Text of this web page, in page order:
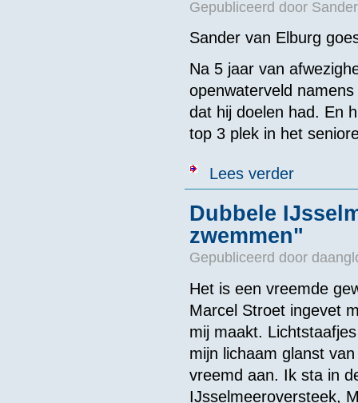
Gepubliceerd door
Sander van Elburg
Na 5 jaar van
openwaterveld
dat hij doelen had. En
top 3 plek in het
Lees verderover Sander
Dubbele
zwemmen"
Gepubliceerd door
Het is een vreemde
Marcel Stroet ingevet
mij maakt.
mijn lichaam glanst
vreemd aan. Ik sta in
IJsselmeeroversteek,